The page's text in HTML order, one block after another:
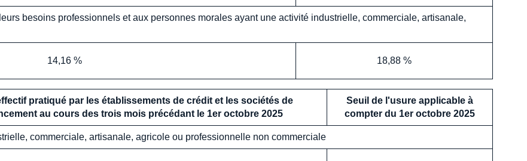
besoins professionnels et aux personnes morales ayant une activité industrielle, commerciale, artisanale,
14,16 % 18,88 %
pratiqué par les établissements de crédit et les sociétés de
au cours des trois mois précédant le 1er octobre 2025
Seuil de l'usure applicable à
compter du 1er octobre 2025
commerciale, artisanale, agricole ou professionnelle non commerciale